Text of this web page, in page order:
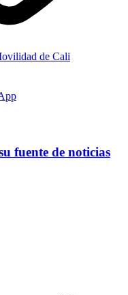
de Cali
fuente de noticias